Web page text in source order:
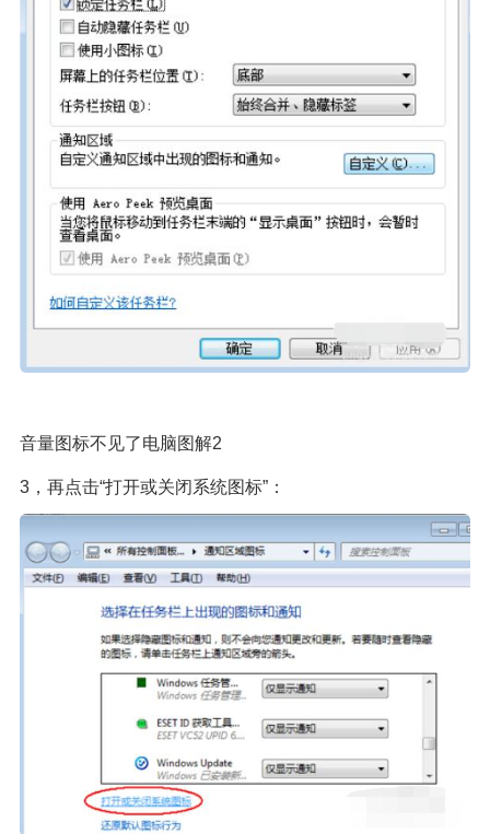
音量图标不见了电脑图解2
3，再点击“打开或关闭系统图标”：